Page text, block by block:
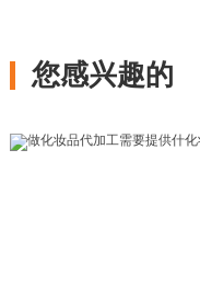
您感兴趣的